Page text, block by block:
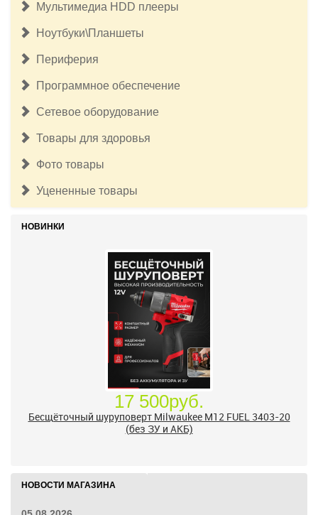
Мультимедиа HDD плееры
Ноутбуки\Планшеты
Периферия
Программное обеспечение
Сетевое оборудование
Товары для здоровья
Фото товары
Уцененные товары
НОВИНКИ
17 500руб.
Бесщёточный шуруповерт Milwaukee M12 FUEL 3403-20
(без ЗУ и АКБ)
НОВОСТИ МАГАЗИНА